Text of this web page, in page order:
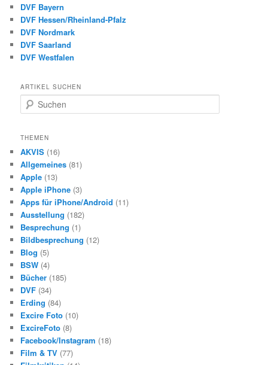
DVF Bayern
DVF Hessen/Rheinland-Pfalz
DVF Nordmark
DVF Saarland
DVF Westfalen
ARTIKEL SUCHEN
u
h
n
THEMEN
AKVIS (16)
Allgemeines (81)
Apple (13)
Apple iPhone (3)
Apps für iPhone/Android (11)
Ausstellung (182)
Besprechung (1)
Bildbesprechung (12)
Blog (5)
BSW (4)
Bücher (185)
DVF (34)
Erding (84)
Excire Foto (10)
ExcireFoto (8)
Facebook/Instagram (18)
Film & TV (77)